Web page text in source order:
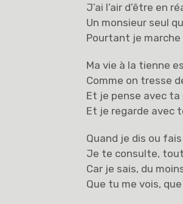
J’ai l’air d’être en
Un monsieur seul
Pourtant je
Ma vie à la tienne
Comme on tresse
Et je pense avec ta
Et je regarde avec
Quand je dis ou
Je te consulte,
Car je sais, du
Que tu me vois,